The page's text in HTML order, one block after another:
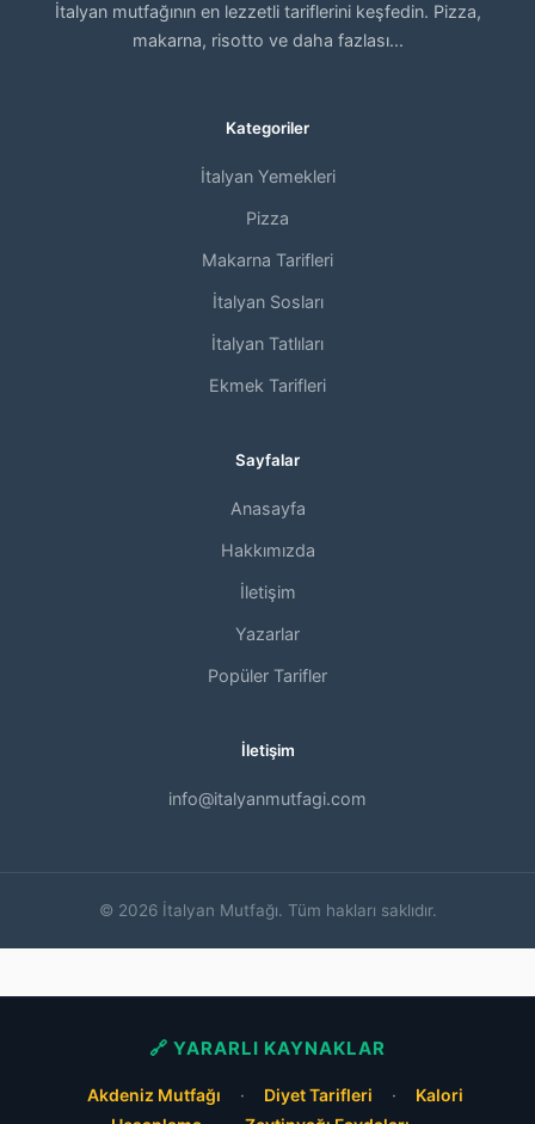
İtalyan mutfağının en lezzetli tariflerini keşfedin. Pizza,
makarna, risotto ve daha fazlası...
Kategoriler
İtalyan Yemekleri
Pizza
Makarna Tarifleri
İtalyan Sosları
İtalyan Tatlıları
Ekmek Tarifleri
Sayfalar
Anasayfa
Hakkımızda
İletişim
Yazarlar
Popüler Tarifler
İletişim
info@italyanmutfagi.com
© 2026 İtalyan Mutfağı. Tüm hakları saklıdır.
🔗 YARARLI KAYNAKLAR
Akdeniz Mutfağı · Diyet Tarifleri ·
Kalori